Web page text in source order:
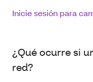
Inicie sesión para
¿Qué ocurre si
red?